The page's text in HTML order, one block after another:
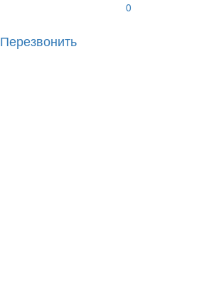
0
Перезвонить